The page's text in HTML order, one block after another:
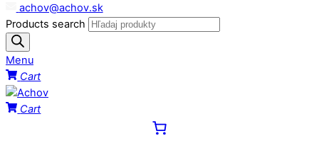
achov@achov.sk
Products search
Menu
Cart
Cart